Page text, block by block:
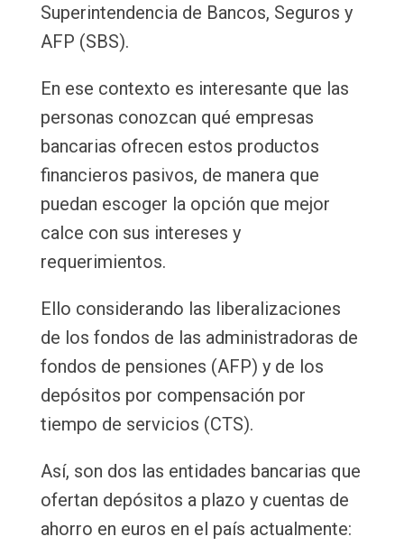
Superintendencia de Bancos, Seguros y
AFP (SBS).
En ese contexto es interesante que las
personas conozcan qué empresas
bancarias ofrecen estos productos
financieros pasivos, de manera que
puedan escoger la opción que mejor
calce con sus intereses y
requerimientos.
Ello considerando las liberalizaciones
de los fondos de las administradoras de
fondos de pensiones (AFP) y de los
depósitos por compensación por
tiempo de servicios (CTS).
Así, son dos las entidades bancarias que
ofertan depósitos a plazo y cuentas de
ahorro en euros en el país actualmente: